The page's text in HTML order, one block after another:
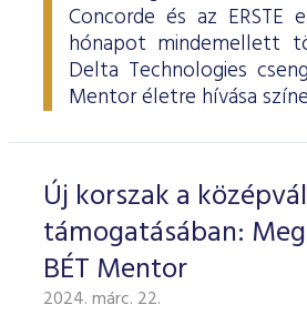
Concorde és az ERSTE
hónapot mindemellett
Delta Technologies
Mentor életre hívása
Új korszak a
támogatásában:
BÉT Mentor
2024. márc. 22.